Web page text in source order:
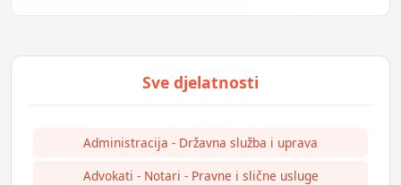
Administracija - Državna služba i uprava
Advokati - Notari - Pravne i slične usluge